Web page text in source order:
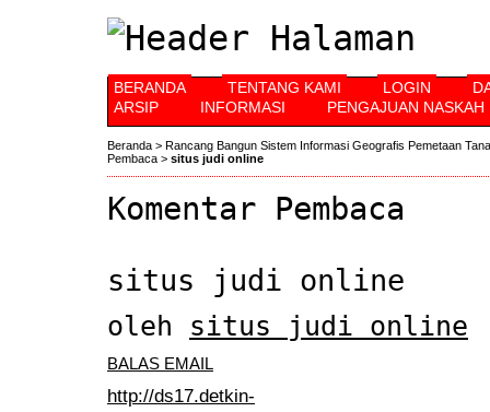
BERANDA TENTANG KAMI LOGIN
ARSIP
INFORMASI PENGAJUAN NASKAH
Beranda > Rancang Bangun Sistem Informasi Geografis Pemetaan
Pembaca > situs judi online
Komentar Pembaca
situs judi online
oleh situs judi online
BALAS EMAIL
http://ds17.detkin-